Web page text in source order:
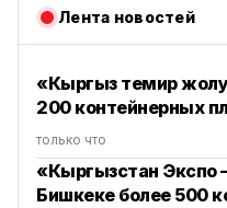
Лента новостей
«Кыргыз темир
200 контейнерных
только что
«Кыргызстан Экспо
Бишкеке более 500